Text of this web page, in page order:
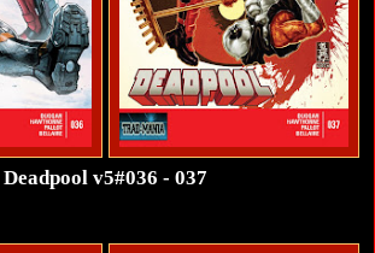
Deadpool v5#036 - 037